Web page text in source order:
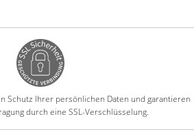
Schutz Ihrer persönlichen Daten und garantieren
durch eine SSL-Verschlüsselung.